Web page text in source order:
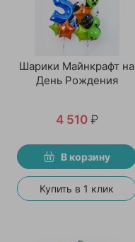
Шарики Майнкрафт на
День Рождения
4 510 ₽
В корзину
Купить в 1 клик